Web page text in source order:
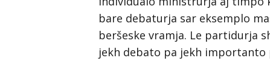
bare debaturja sar eksemplo
beršeske vramja. Le partidurja
jekh debato pa jekh importanto